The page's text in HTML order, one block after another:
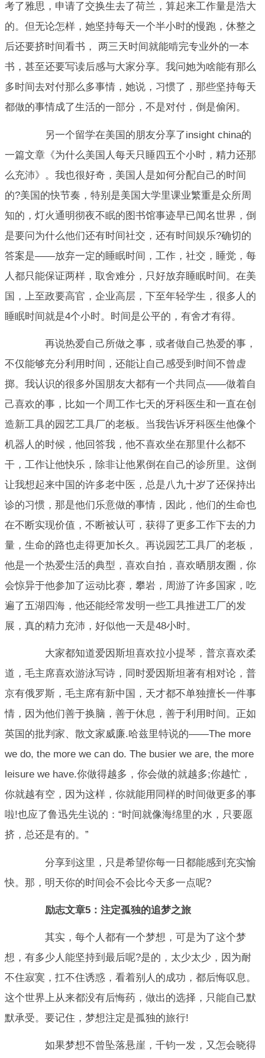
考了雅思，申请了交换生去了荷兰，算起来工作量是浩大
的。但无论怎样，她坚持每天一个半小时的慢跑，休整之
后还要挤时间看书， 两三天时间就能啃完专业外的一本
书，甚至还要写读后感与大家分享。我问她为啥能有那么
多时间去对付那么多事情，她说，习惯了，那些坚持每天
都做的事情成了生活的一部分，不是对付，倒是偷闲。
另一个留学在美国的朋友分享了insight china的
一篇文章《为什么美国人每天只睡四五个小时，精力还那
么充沛》。我也很好奇，美国人是如何分配自己的时间
的?美国的快节奏，特别是美国大学里课业繁重是众所周
知的，灯火通明彻夜不眠的图书馆事迹早已闻名世界，倒
是要问为什么他们还有时间社交，还有时间娱乐?确切的
答案是——放弃一定的睡眠时间，工作，社交，睡觉，每
人都只能保证两样，取舍难分，只好放弃睡眠时间。在美
国，上至政要高官，企业高层，下至年轻学生，很多人的
睡眠时间就是4个小时。时间是公平的，有舍才有得。
再说热爱自己所做之事，或者做自己热爱的事，
不仅能够充分利用时间，还能让自己感受到时间不曾虚
掷。我认识的很多外国朋友大都有一个共同点——做着自
己喜欢的事，比如一个周工作七天的牙科医生和一直在创
造新工具的园艺工具厂的老板。当我告诉牙科医生他像个
机器人的时候，他回答我，他不喜欢坐在那里什么都不
干，工作让他快乐，除非让他累倒在自己的诊所里。这倒
让我想起来中国的许多老中医，总是八九十岁了还保持出
诊的习惯，那是他们乐意做的事情，因此，他们的生命也
在不断实现价值，不断被认可，获得了更多工作下去的力
量，生命的路也走得更加长久。再说园艺工具厂的老板，
他是一个热爱生活的典型，喜欢自拍，喜欢晒朋友圈，你
会惊异于他参加了运动比赛，攀岩，周游了许多国家，吃
遍了五湖四海，他还能经常发明一些工具推进工厂的发
展，真的精力充沛，好似他一天是48小时。
大家都知道爱因斯坦喜欢拉小提琴，普京喜欢柔
道，毛主席喜欢游泳写诗，同时爱因斯坦著有相对论，普
京有俄罗斯，毛主席有新中国，天才都不单独擅长一件事
情，因为他们善于换脑，善于休息，善于利用时间。正如
英国的批判家、散文家威廉.哈兹里特说的——The more
we do, the more we can do. The busier we are, the more
leisure we have.你做得越多，你会做的就越多;你越忙，
你就越有空，因为这样，你就能用同样的时间做更多的事
啦!也应了鲁迅先生说的：“时间就像海绵里的水，只要愿
挤，总还是有的。”
分享到这里，只是希望你每一日都能感到充实愉
快。那，明天你的时间会不会比今天多一点呢?
励志文章5：注定孤独的追梦之旅
其实，每个人都有一个梦想，可是为了这个梦
想，有多少人能坚持到最后呢?是的，太少太少，因为耐
不住寂寞，扛不住诱惑，看着别人的成功，都后悔叹息。
这个世界上从来都没有后悔药，做出的选择，只能自己默
默承受。要记住，梦想注定是孤独的旅行!
如果梦想不曾坠落悬崖，千钧一发，又怎会晓得